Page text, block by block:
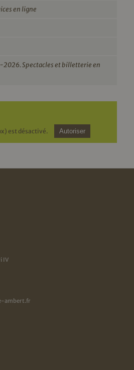
en ligne
2026. Spectacles et billetterie en
est désactivé. Autoriser
IV
ambert.fr